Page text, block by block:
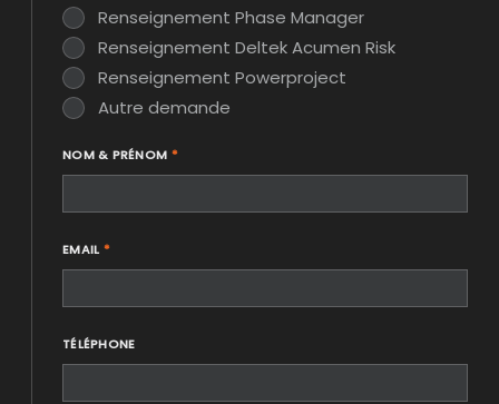
Renseignement Phase Manager
Renseignement Deltek Acumen Risk
Renseignement Powerproject
Autre demande
NOM & PRÉNOM *
EMAIL *
TÉLÉPHONE